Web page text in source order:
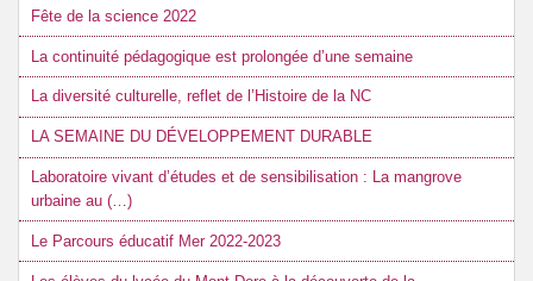
Fête de la science 2022
La continuité pédagogique est prolongée d’une semaine
La diversité culturelle, reflet de l’Histoire de la NC
LA SEMAINE DU DÉVELOPPEMENT DURABLE
Laboratoire vivant d’études et de sensibilisation : La mangrove
urbaine au (…)
Le Parcours éducatif Mer 2022-2023